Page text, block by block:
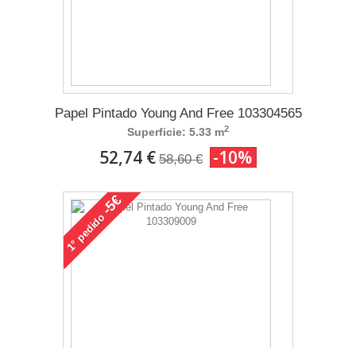
Papel Pintado Young And Free 103304565
Superficie: 5.33 m2
52,74 € 58,60 € -10%
1°
pedido
-5€